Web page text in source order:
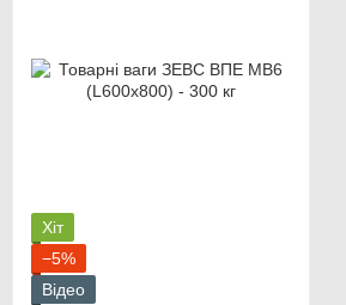
Хіт
−5%
Відео